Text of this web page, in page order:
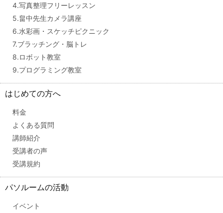
4.写真整理フリーレッスン
5.畠中先生カメラ講座
6.水彩画・スケッチピクニック
7.ブラッチング・脳トレ
8.ロボット教室
9.プログラミング教室
はじめての方へ
料金
よくある質問
講師紹介
受講者の声
受講規約
パソルームの活動
イベント